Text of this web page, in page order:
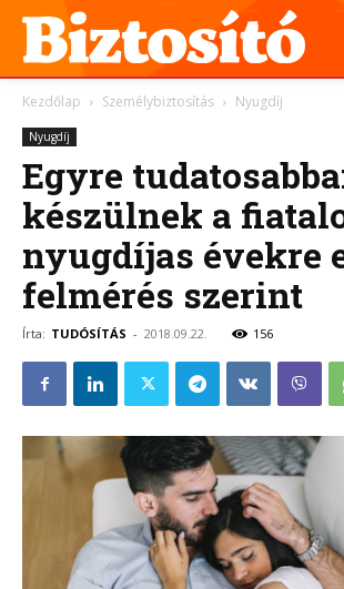
Kezdőlap Személybiztosítás Nyugdíj
Nyugdíj
Egyre
készülnek a
nyugdíjas évekre
felmérés szerint
Írta: TUDÓSÍTÁS - 2018.09.22. 156